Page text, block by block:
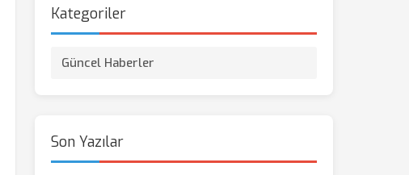
Kategoriler
Güncel Haberler
Son Yazılar